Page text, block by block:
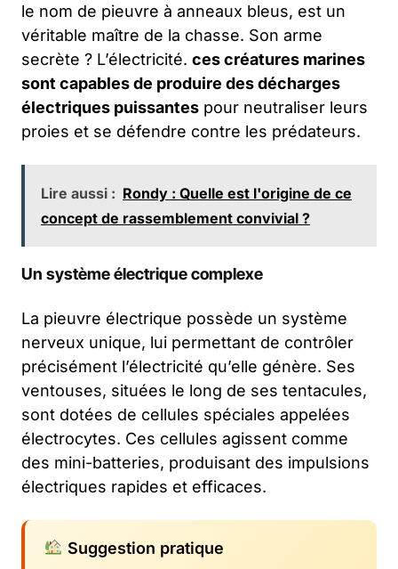
le nom de pieuvre à anneaux bleus, est un
véritable maître de la chasse. Son arme
secrète ? L’électricité. ces créatures marines
sont capables de produire des décharges
électriques puissantes pour neutraliser leurs
proies et se défendre contre les prédateurs.
Lire aussi : Rondy : Quelle est l'origine de ce
concept de rassemblement convivial ?
Un système électrique complexe
La pieuvre électrique possède un système
nerveux unique, lui permettant de contrôler
précisément l’électricité qu’elle génère. Ses
ventouses, situées le long de ses tentacules,
sont dotées de cellules spéciales appelées
électrocytes. Ces cellules agissent comme
des mini-batteries, produisant des impulsions
électriques rapides et efficaces.
Suggestion pratique